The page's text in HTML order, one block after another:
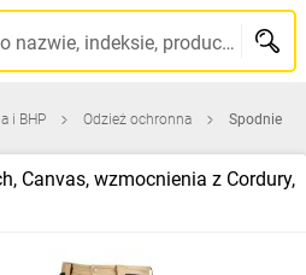
Szukaj po nazwie, indeksie, producencie, kodzie kreskowym...
i BHP Odzież ochronna Spodnie
Canvas, wzmocnienia z Cordury,